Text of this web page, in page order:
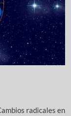
radicales en